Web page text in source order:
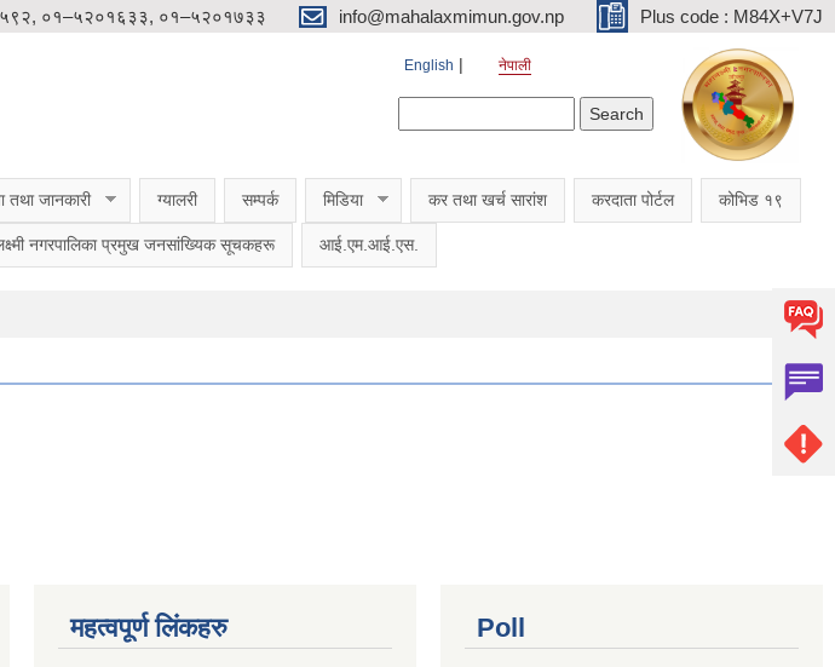
०१–५२०१६३३, ०१–५२०१७३३ info@mahalaxmimun.gov.np Plus code : M84X+V7J
English नेपाली
तथा जानकारी ग्यालरी सम्पर्क मिडिया कर तथा खर्च सारांश करदाता पोर्टल कोभिड १९
नगरपालिका प्रमुख जनसांख्यिक सूचकहरू आई.एम.आई.एस.
महत्वपूर्ण लिंकहरु Poll